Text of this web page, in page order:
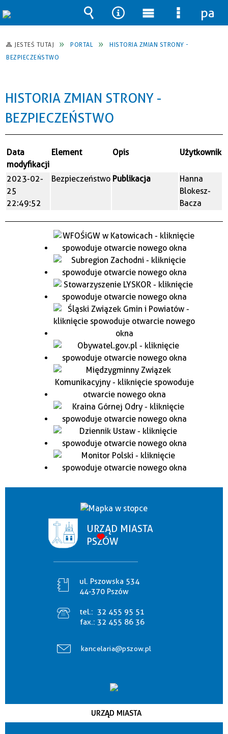
JESTEŚ TUTAJ PORTAL
HISTORIA ZMIAN STRONY -
BEZPIECZEŃSTWO
HISTORIA ZMIAN STRONY -
BEZPIECZEŃSTWO
Data
modyfikacji
Element Opis Użytkownik
2023-02-
25
22:49:52
Bezpieczeństwo Publikacja
Hanna
Blokesz-
Bacza
URZĄD MIASTA
PSZÓW
ul. Pszowska 534
44-370 Pszów
tel.: 32 455 95 51
fax.: 32 455 86 36
kancelaria@pszow.pl
URZĄD MIASTA
Wyszukiwarka
Narzędzia
Menu
główne
Menu